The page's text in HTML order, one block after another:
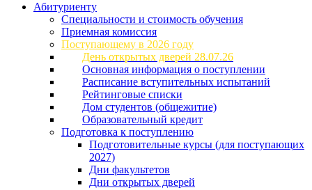
Абитуриенту
Специальности и стоимость обучения
Приемная комиссия
Поступающему в 2026 году
День открытых дверей 28.07.26
Основная информация о поступлении
Расписание вступительных испытаний
Рейтинговые списки
Дом студентов (общежитие)
Образовательный кредит
Подготовка к поступлению
Подготовительные курсы (для поступающих
2027)
Дни факультетов
Дни открытых дверей